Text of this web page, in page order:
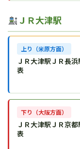
ＪＲ大津駅
上り（米原方面）
ＪＲ大津駅ＪＲ長
表
下り（大阪方面）
ＪＲ大津駅ＪＲ京
表